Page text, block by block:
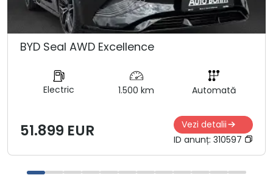
BYD Seal AWD Excellence
Electric 1.500 km Automată
51.899 EUR
Vezi detalii
ID anunț: 310597